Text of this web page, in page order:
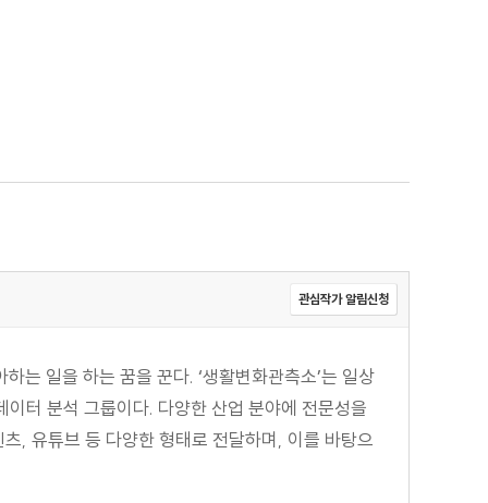
관심작가 알림신청
는 일을 하는 꿈을 꾼다. ‘생활변화관측소’는 일상
터 분석 그룹이다. 다양한 산업 분야에 전문성을
, 유튜브 등 다양한 형태로 전달하며, 이를 바탕으